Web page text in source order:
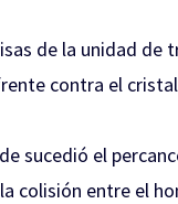
de la unidad
contra el
sucedió el
colisión entre el